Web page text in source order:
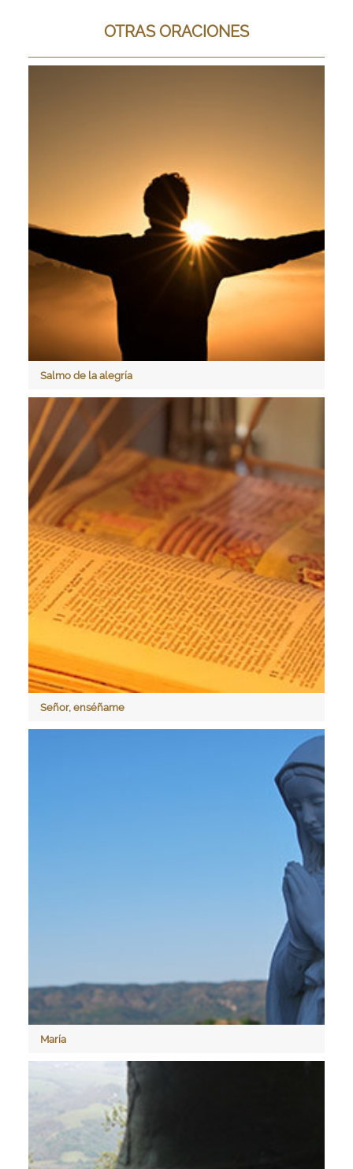
OTRAS ORACIONES
Salmo de la alegría
Señor, enséñame
María